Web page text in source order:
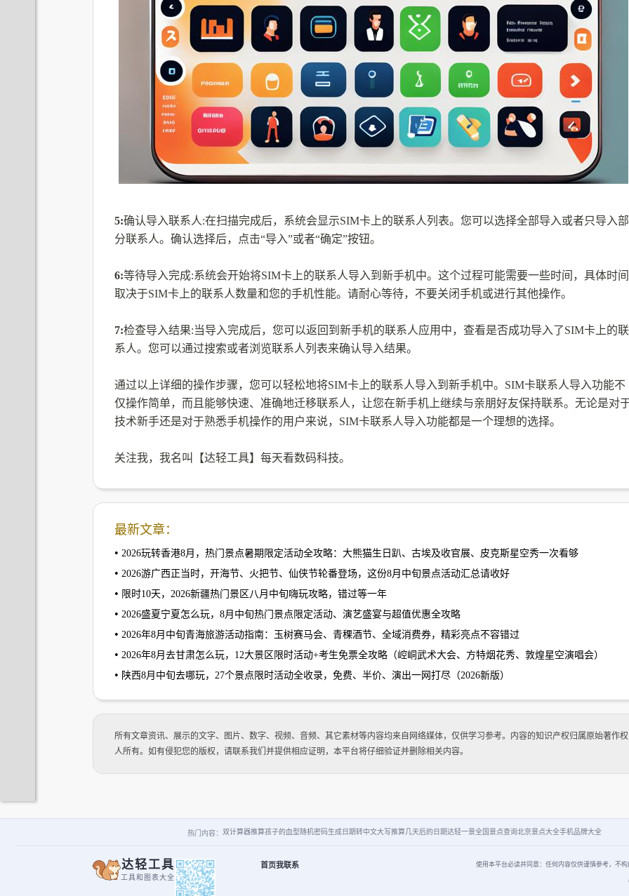
5:确认导入联系人:在扫描完成后，系统会显示SIM卡上的联系人列表。您可以选择全部导入或者只导入部
分联系人。确认选择后，点击“导入”或者“确定”按钮。
6:等待导入完成:系统会开始将SIM卡上的联系人导入到新手机中。这个过程可能需要一些时间，具体时间
取决于SIM卡上的联系人数量和您的手机性能。请耐心等待，不要关闭手机或进行其他操作。
7:检查导入结果:当导入完成后，您可以返回到新手机的联系人应用中，查看是否成功导入了SIM卡上的联
系人。您可以通过搜索或者浏览联系人列表来确认导入结果。
通过以上详细的操作步骤，您可以轻松地将SIM卡上的联系人导入到新手机中。SIM卡联系人导入功能不
仅操作简单，而且能够快速、准确地迁移联系人，让您在新手机上继续与亲朋好友保持联系。无论是对
技术新手还是对于熟悉手机操作的用户来说，SIM卡联系人导入功能都是一个理想的选择。
关注我，我名叫【达轻工具】每天看数码科技。
最新文章：
• 2026玩转香港8月，热门景点暑期限定活动全攻略：大熊猫生日趴、古埃及收官展、皮克斯星空秀一次看够
• 2026游广西正当时，开海节、火把节、仙侠节轮番登场，这份8月中旬景点活动汇总请收好
• 限时10天，2026新疆热门景区八月中旬嗨玩攻略，错过等一年
• 2026盛夏宁夏怎么玩，8月中旬热门景点限定活动、演艺盛宴与超值优惠全攻略
• 2026年8月中旬青海旅游活动指南：玉树赛马会、青稞酒节、全域消费券，精彩亮点不容错过
• 2026年8月去甘肃怎么玩，12大景区限时活动+考生免票全攻略（崆峒武术大会、方特烟花秀、敦煌星空演唱会）
• 陕西8月中旬去哪玩，27个景点限时活动全收录，免费、半价、演出一网打尽（2026新版）
所有文章资讯、展示的文字、图片、数字、视频、音频、其它素材等内容均来自网络媒体，仅供学习参考。内容的知识产权归属原始著作权
人所有。如有侵犯您的版权，请联系我们并提供相应证明，本平台将仔细验证并删除相关内容。
热门内容： 双计算器推算孩子的血型 随机密码生成日期转中文大写推算几天后的日期达轻一景全国景点查询北京景点大全手机品牌大全
达轻工具
工具和图表大全
首页我联系 使用本平台必读并同意：任何内容仅供谨慎参考，不